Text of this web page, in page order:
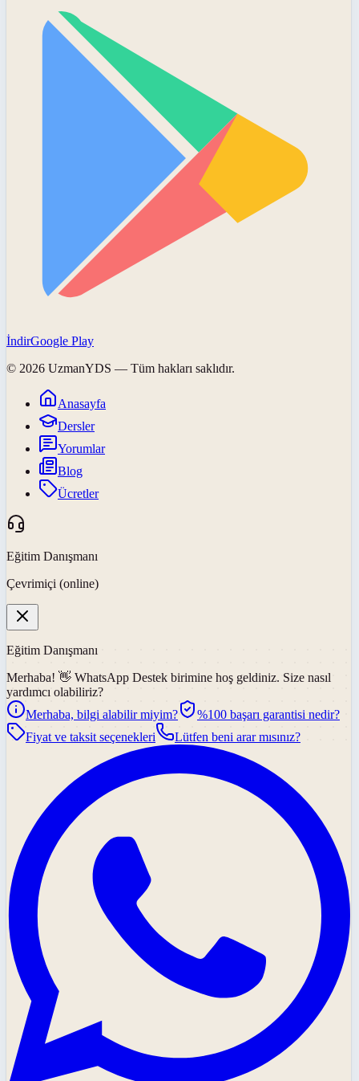
İndirGoogle Play
© 2026 UzmanYDS — Tüm hakları saklıdır.
Anasayfa
Dersler
Yorumlar
Blog
Ücretler
Eğitim Danışmanı
Çevrimiçi (online)
Eğitim Danışmanı
Merhaba! 👋 WhatsApp Destek birimine hoş geldiniz. Size nasıl
yardımcı olabiliriz?
Merhaba, bilgi alabilir miyim?
%100 başarı garantisi nedir?
Fiyat ve taksit seçenekleri
Lütfen beni arar mısınız?